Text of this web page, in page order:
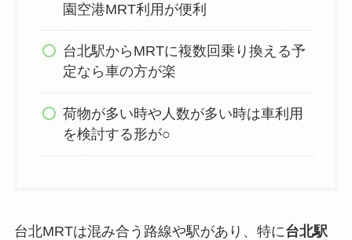
園空港MRT利用が便利
台北駅からMRTに複数回乗り換える予
定なら車の方が楽
荷物が多い時や人数が多い時は車利用
を検討する形が○
台北MRTは混み合う路線や駅があり、特に台北駅